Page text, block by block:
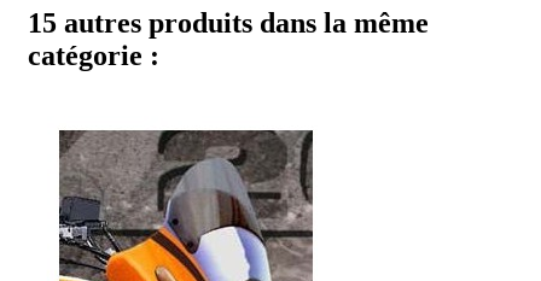
15 autres produits dans la même
catégorie :